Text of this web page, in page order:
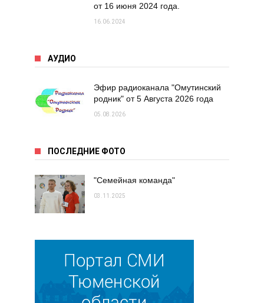
от 16 июня 2024 года.
16.06.2024
АУДИО
Эфир радиоканала "Омутинский
родник" от 5 Августа 2026 года
05.08.2026
ПОСЛЕДНИЕ ФОТО
"Семейная команда"
03.11.2025